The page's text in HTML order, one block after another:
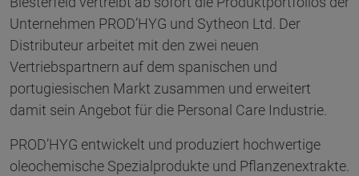
Unternehmen PROD’HYG und Sytheon Ltd. Der
Distributeur arbeitet mit den zwei neuen
Vertriebspartnern auf dem spanischen und
portugiesischen Markt zusammen und erweitert
damit sein Angebot für die Personal Care Industrie.
PROD’HYG entwickelt und produziert hochwertige
oleochemische Spezialprodukte und Pflanzenextrakte.